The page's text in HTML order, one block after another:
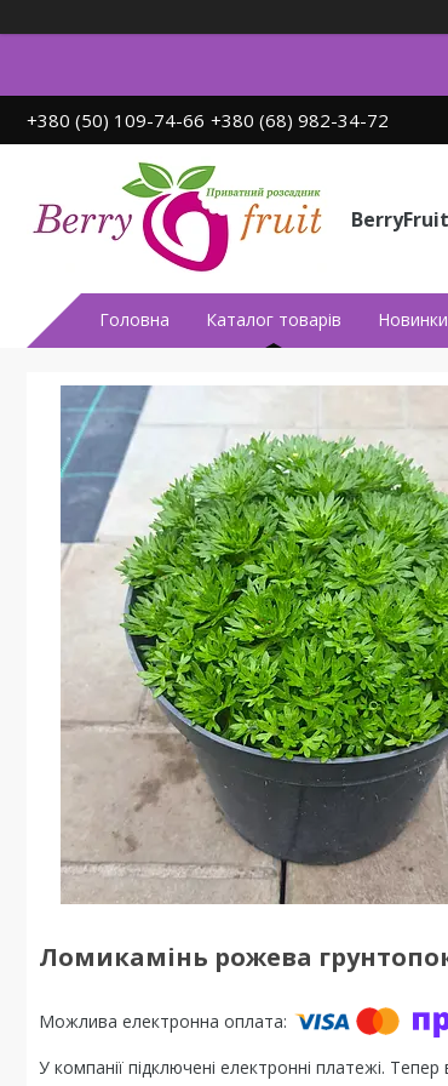
+380 (50) 109-74-66 +380 (68) 982-34-72
Головна Каталог товарів
Ломикамінь рожева
У компанії підключені електронні платежі.